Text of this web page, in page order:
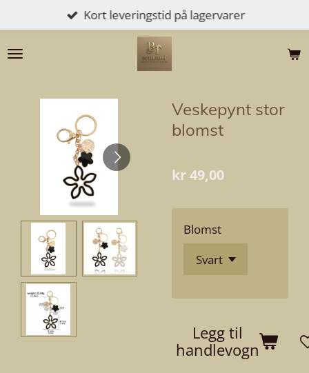
til
hovedinnhold
Kort leveringstid på lagervarer
Veskepynt stor
blomst
kr 49,00
Blomst
Legg til
handlevogn